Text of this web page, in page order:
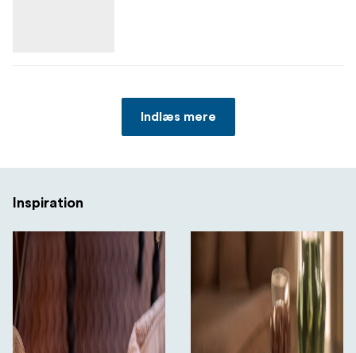
Indlæs mere
Inspiration